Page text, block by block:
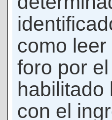
como
foro por
habilitado
con el